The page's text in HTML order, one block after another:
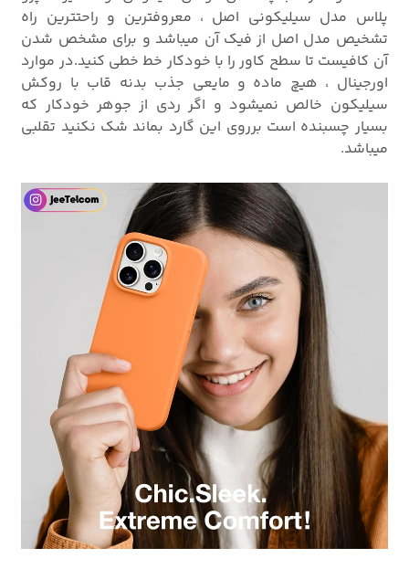
پلاس مدل سیلیکونی اصل ، معروفترین و راحتترین راه
تشخیص مدل اصل از فیک آن میباشد و برای مشخص شدن
آن کافیست تا سطح کاور را با خودکار خط خطی کنید.در موارد
اورجینال ، هیچ ماده و مایعی جذب بدنه قاب با روکش
سیلیکون خالص نمیشود و اگر ردی از جوهر خودکار که
بسیار چسبنده است برروی این گارد بماند شک نکنید تقلبی
میباشد.